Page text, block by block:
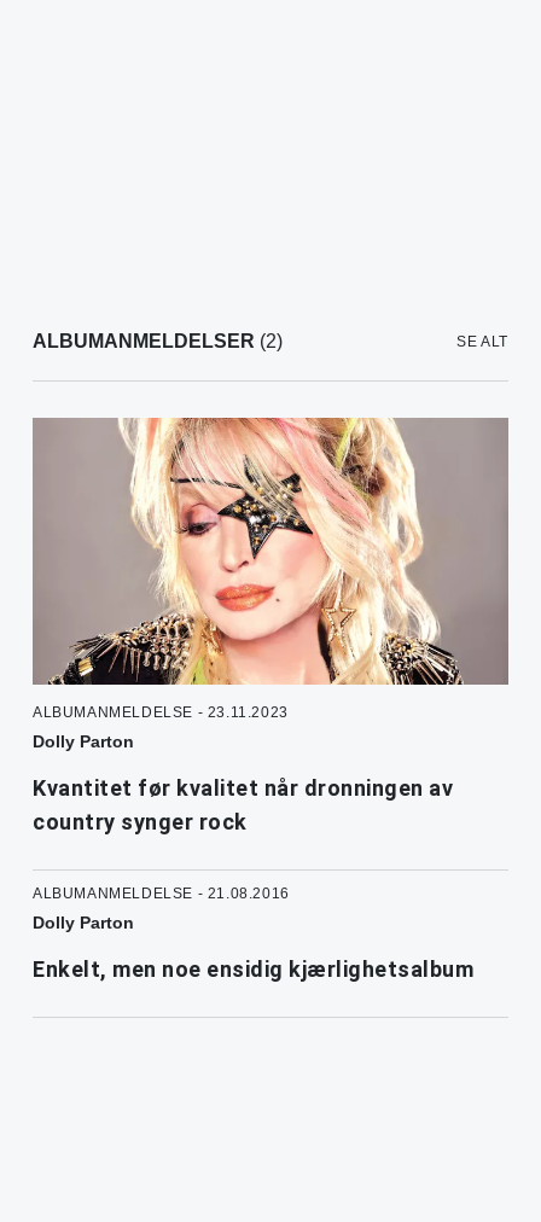
ALBUMANMELDELSER (2) SE ALT
ALBUMANMELDELSE - 23.11.2023
Dolly Parton
Kvantitet før kvalitet når dronningen av
country synger rock
ALBUMANMELDELSE - 21.08.2016
Dolly Parton
Enkelt, men noe ensidig kjærlighetsalbum